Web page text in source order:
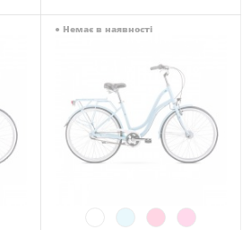
● Немає в наявності